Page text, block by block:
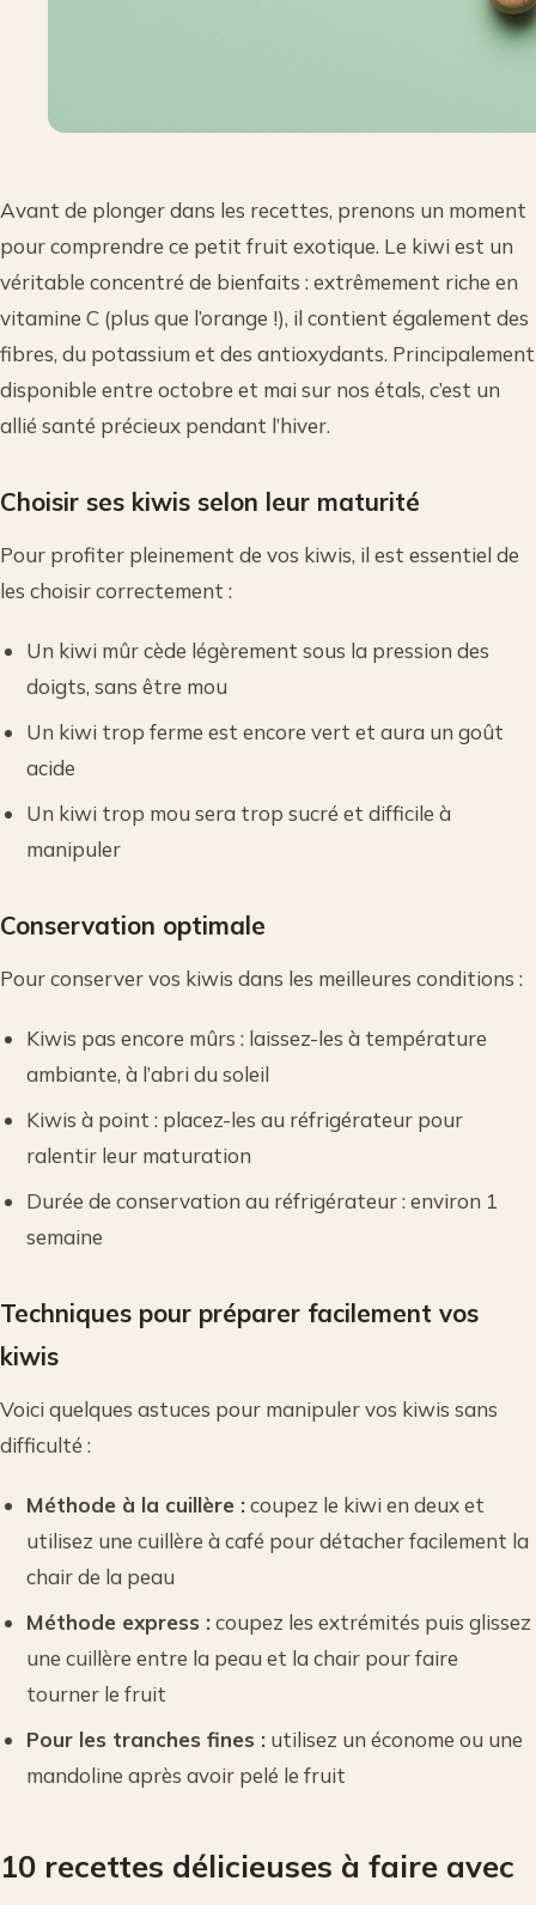
Avant de plonger dans les recettes, prenons un moment
pour comprendre ce petit fruit exotique. Le kiwi est un
véritable concentré de bienfaits : extrêmement riche en
vitamine C (plus que l’orange !), il contient également des
fibres, du potassium et des antioxydants. Principalement
disponible entre octobre et mai sur nos étals, c’est un
allié santé précieux pendant l’hiver.
Choisir ses kiwis selon leur maturité
Pour profiter pleinement de vos kiwis, il est essentiel de
les choisir correctement :
Un kiwi mûr cède légèrement sous la pression des
doigts, sans être mou
Un kiwi trop ferme est encore vert et aura un goût
acide
Un kiwi trop mou sera trop sucré et difficile à
manipuler
Conservation optimale
Pour conserver vos kiwis dans les meilleures conditions :
Kiwis pas encore mûrs : laissez-les à température
ambiante, à l’abri du soleil
Kiwis à point : placez-les au réfrigérateur pour
ralentir leur maturation
Durée de conservation au réfrigérateur : environ 1
semaine
Techniques pour préparer facilement vos
kiwis
Voici quelques astuces pour manipuler vos kiwis sans
difficulté :
Méthode à la cuillère :coupez le kiwi en deux et
utilisez une cuillère à café pour détacher facilement la
chair de la peau
Méthode express :coupez les extrémités puis glissez
une cuillère entre la peau et la chair pour faire
tourner le fruit
Pour les tranches fines : utilisez un économe ou une
mandoline après avoir pelé le fruit
10 recettes délicieuses à faire avec